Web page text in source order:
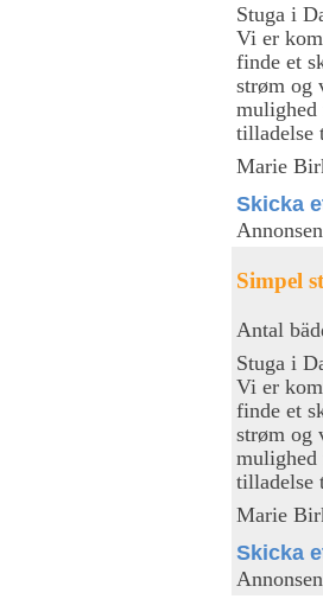
Stuga i
Vi er
finde et
strøm og
mulighed
tilladelse
Marie
Skicka
Simpel
Antal
Stuga i
Vi er
finde et
strøm og
mulighed
tilladelse
Marie
Skicka